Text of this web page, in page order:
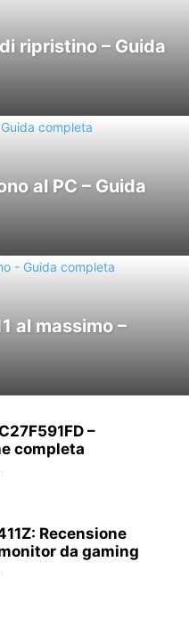
ripristino – Guida
al PC – Guida
al massimo –
–
completa
Recensione
da gaming